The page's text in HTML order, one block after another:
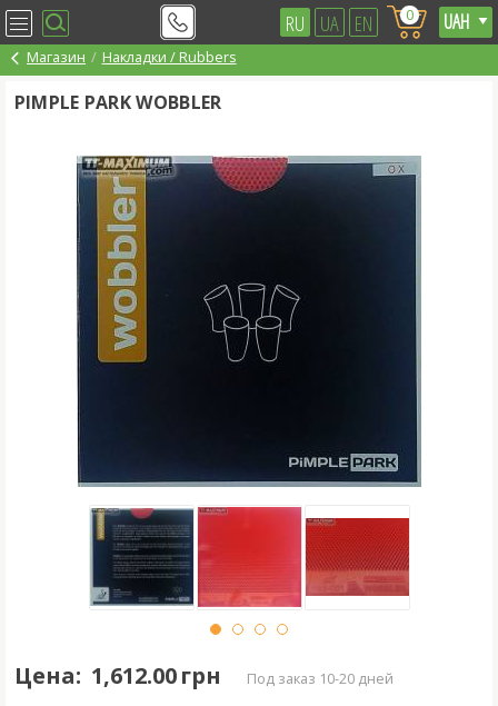
RU UA EN 0
Магазин Накладки / Rubbers
PIMPLE PARK WOBBLER
Цена: 1,612.00 грн под заказ 10-20 дней